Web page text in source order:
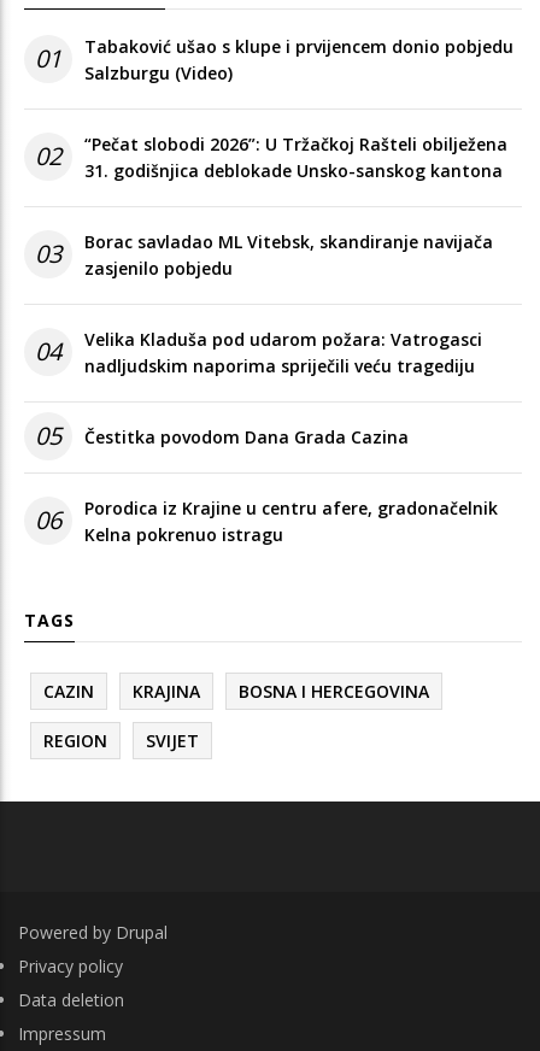
01
Tabaković ušao s klupe i prvijencem donio pobjedu
Salzburgu (Video)
02
“Pečat slobodi 2026”: U Tržačkoj Rašteli obilježena
31. godišnjica deblokade Unsko-sanskog kantona
03
Borac savladao ML Vitebsk, skandiranje navijača
zasjenilo pobjedu
04
Velika Kladuša pod udarom požara: Vatrogasci
nadljudskim naporima spriječili veću tragediju
05 Čestitka povodom Dana Grada Cazina
06
Porodica iz Krajine u centru afere, gradonačelnik
Kelna pokrenuo istragu
TAGS
CAZIN KRAJINA BOSNA I HERCEGOVINA
REGION SVIJET
Powered by Drupal
FOOTER
Privacy policy
Data deletion
Impressum